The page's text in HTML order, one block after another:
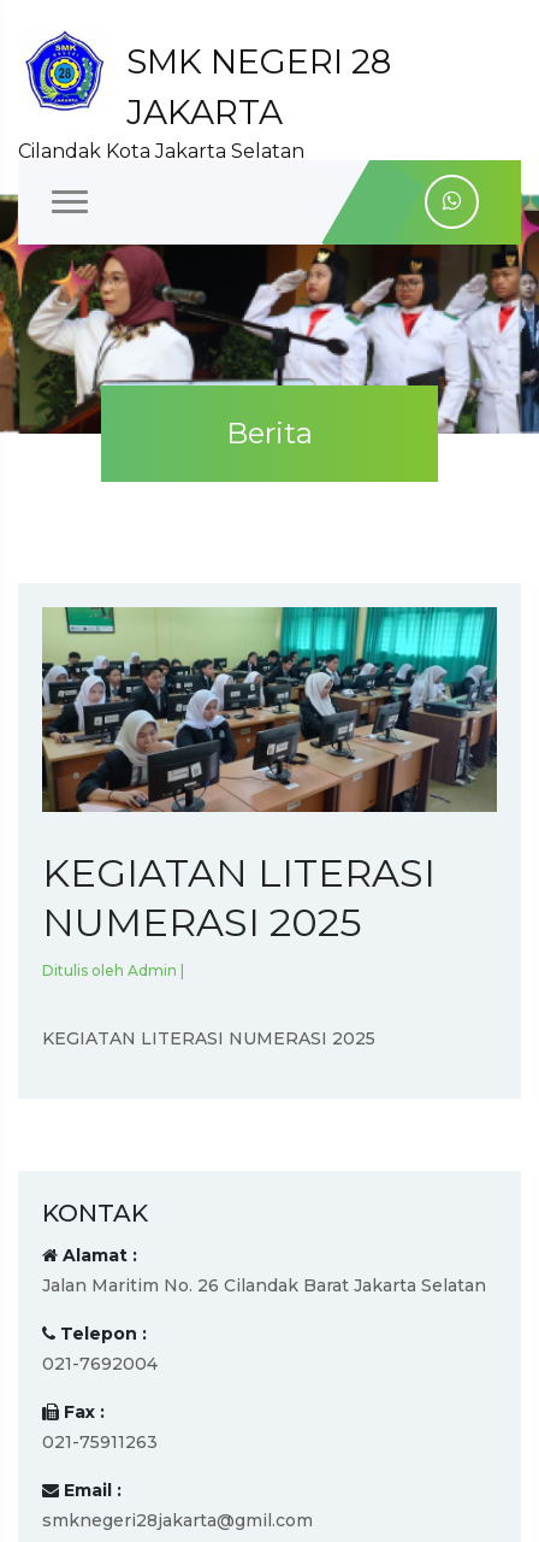
SMK NEGERI 28
JAKARTA
Cilandak Kota Jakarta Selatan
Berita
KEGIATAN LITERASI
NUMERASI 2025
Ditulis oleh Admin |
KEGIATAN LITERASI NUMERASI 2025
KONTAK
Alamat :
Jalan Maritim No. 26 Cilandak Barat Jakarta Selatan
Telepon :
021-7692004
Fax :
021-75911263
Email :
smknegeri28jakarta@gmil.com